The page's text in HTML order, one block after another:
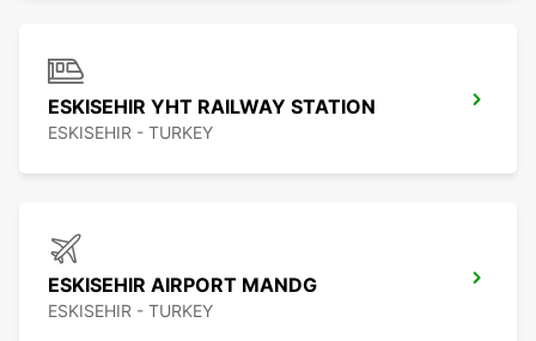
ESKISEHIR YHT RAILWAY STATION
ESKISEHIR - TURKEY
ESKISEHIR AIRPORT MANDG
ESKISEHIR - TURKEY